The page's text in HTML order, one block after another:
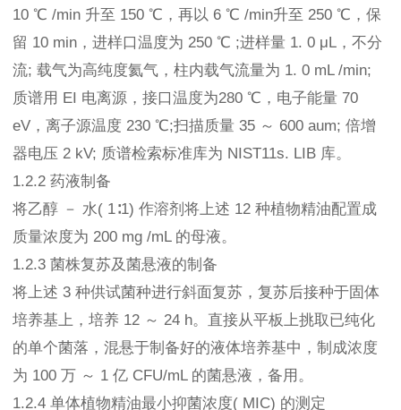
10 ℃ /min 升至 150 ℃，再以 6 ℃ /min升至 250 ℃，保
留 10 min，进样口温度为 250 ℃ ;进样量 1. 0 μL，不分
流; 载气为高纯度氦气，柱内载气流量为 1. 0 mL /min;
质谱用 EI 电离源，接口温度为280 ℃，电子能量 70
eV，离子源温度 230 ℃;扫描质量 35 ～ 600 aum; 倍增
器电压 2 kV; 质谱检索标准库为 NIST11s. LIB 库。
1.2.2 药液制备
将乙醇 － 水( 1∶1) 作溶剂将上述 12 种植物精油配置成
质量浓度为 200 mg /mL 的母液。
1.2.3 菌株复苏及菌悬液的制备
将上述 3 种供试菌种进行斜面复苏，复苏后接种于固体
培养基上，培养 12 ～ 24 h。直接从平板上挑取已纯化
的单个菌落，混悬于制备好的液体培养基中，制成浓度
为 100 万 ～ 1 亿 CFU/mL 的菌悬液，备用。
1.2.4 单体植物精油最小抑菌浓度( MIC) 的测定